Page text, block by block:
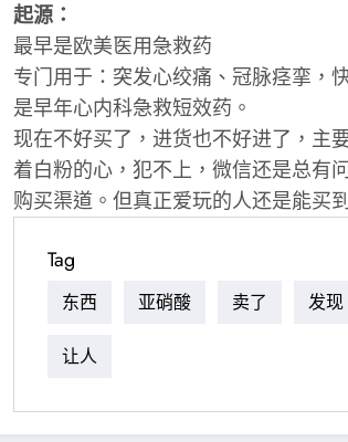
起源：
最早是欧美医用急救药
专门用于：突发心绞痛、冠脉痉挛，
是早年心内科急救短效药。
现在不好买了，进货也不好进了，主
着白粉的心，犯不上，微信还是总有
购买渠道。但真正爱玩的人还是能买
Tag
东西 亚硝酸 卖了 发现
让人